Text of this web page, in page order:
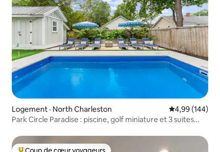
Logement · North Charleston Note
4,99 (144)
Park Circle Paradise : piscine, golf miniature et 3 suites